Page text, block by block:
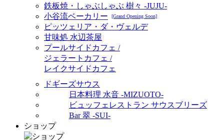
鉄板焼・しゃぶしゃぶ 樹々 -JUJU-
小谷流ベーカリー
[Grand Opening Soon]
ピッツェリア・ダ・ヴェルデ
甘味処 水辺茶屋
プールサイドカフェ /
ジェラートカフェ /
レイクサイドカフェ
ドギーズサウス
日本料理 水音 -MIZUOTO-
ビュッフェレストラン サウスブリーズ
Bar 翠 -SUI-
ショップ